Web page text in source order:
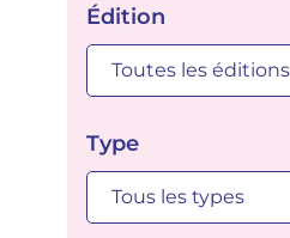
Édition
Type